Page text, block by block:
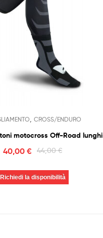
CROSS/ENDURO
motocross Off-Road lunghi
44,00€
40,00€
Richiedi la disponibilità